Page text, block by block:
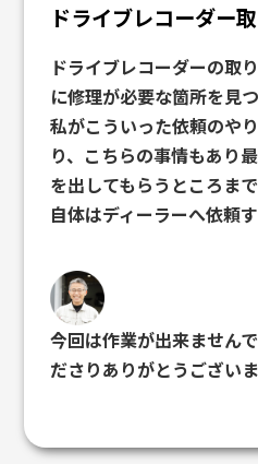
ドライブレコーダー
ドライブレコーダーの取
に修理が必要な箇所を見
私がこういった依頼のや
り、こちらの事情もあり
を出してもらうところま
自体はディーラーへ依頼
まいました。 ご迷惑を
ありませんでした。
しかし、本当に細かいと
確認していただくことが
話やすい雰囲気の方で質
他の方の口コミにもある
今回は作業が出来ません
ださりありがとうござい